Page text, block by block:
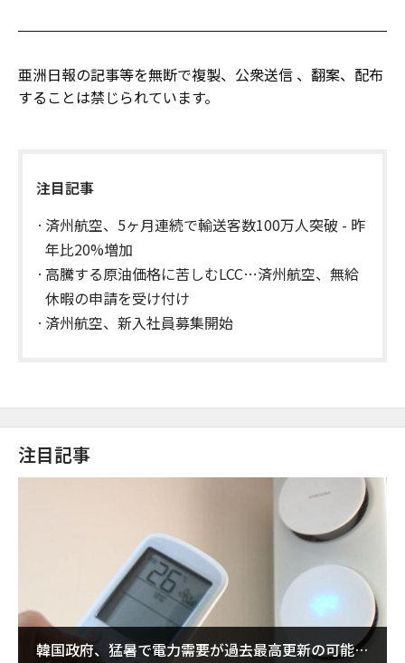
亜洲日報の記事等を無断で複製、公衆送信 、翻案、配布
することは禁じられています。
注目記事
済州航空、5ヶ月連続で輸送客数100万人突破 - 昨
年比20%増加
高騰する原油価格に苦しむLCC…済州航空、無給
休暇の申請を受け付け
済州航空、新入社員募集開始
注目記事
韓国政府、猛暑で電力需要が過去最高更新の可能性